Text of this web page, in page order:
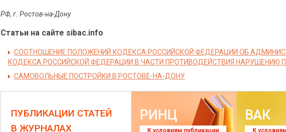
РФ, г. Ростов-на-Дону
Статьи на сайте sibac.info
СООТНОШЕНИЕ ПОЛОЖЕНИЙ КОДЕКСА РОССИЙСКОЙ ФЕДЕРАЦИИ ОБ
КОДЕКСА РОССИЙСКОЙ ФЕДЕРАЦИИ В ЧАСТИ ПРОТИВОДЕЙСТВИЯ НАРУШЕНИЮ
САМОВОЛЬНЫЕ ПОСТРОЙКИ В РОСТОВЕ-НА-ДОНУ
ПУБЛИКАЦИИ СТАТЕЙ
В ЖУРНАЛАХ
РИНЦ
К условиям публикации
ВАК
К